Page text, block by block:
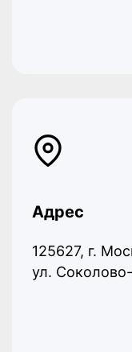
Адрес
125627, г.
ул.